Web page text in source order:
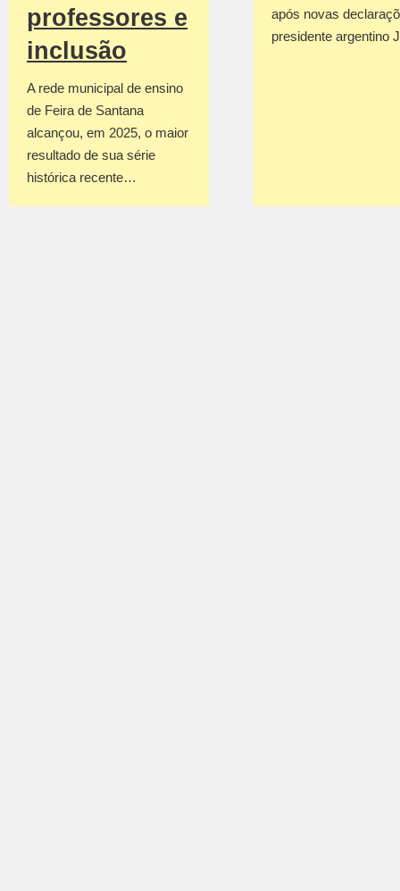
professores e
inclusão
A rede municipal de ensino
de Feira de Santana
alcançou, em 2025, o maior
resultado de sua série
histórica recente…
após novas
presidente argentino